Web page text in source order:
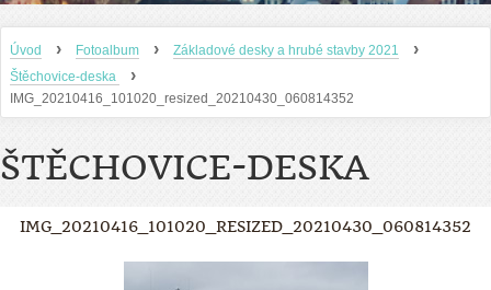
Úvod › Fotoalbum › Základové desky a hrubé stavby 2021 ›
Štěchovice-deska ›
IMG_20210416_101020_resized_20210430_060814352
ŠTĚCHOVICE-DESKA
IMG_20210416_101020_RESIZED_20210430_060814352